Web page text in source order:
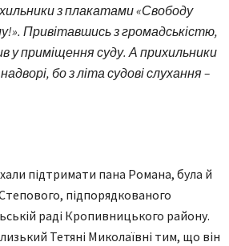
з плакатами «Свободу
Привітавшись з громадськістю,
у приміщення суду. А прихильники
бо з літа судові слухання –
підтримати пана Романа, була й
Степового, підпорядкованого
раді Кропивницького району.
Тетяні Миколаївні тим, що він